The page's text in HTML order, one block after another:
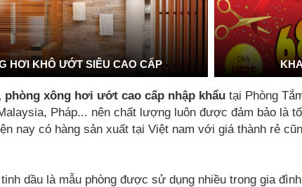
HƠI KHÔ ƯỚT SIÊU CAO CẤP
phòng xông hơi ướt cao cấp nhập khẩu tại Phòng
Pháp... nên chất lượng luôn được đảm bảo là
nay có hàng sản xuất tại Việt nam với giá thành rẻ
tinh dầu là mẫu phòng được sử dụng nhiều trong gia